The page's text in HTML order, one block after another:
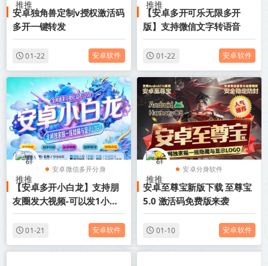
安卓分身软件
安卓独角兽定制v授权激活码
多开一键转发
01-22 安卓软件
安卓分身软件
【安卓多开可乐无限多开
版】支持微信文字转语音
01-22 安卓软件
安卓微信多开分身
安卓分身软件
【安卓多开小白龙】支持朋
友圈发大视频-可以发1小时
视频
01-21 安卓软件
安卓分身软件
安卓微信多开分身
安卓至尊宝新版下载 至尊宝
5.0 激活码免费版来袭
01-10 安卓软件